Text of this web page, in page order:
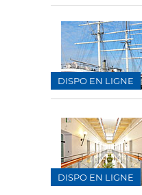
DISPO EN LIGNE
DISPO EN LIGNE